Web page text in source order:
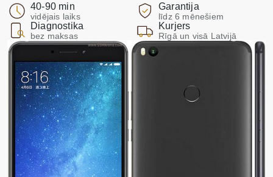
40-90 min
vidējais laiks
Garantija
līdz 6 mēnešiem
Diagnostika
bez maksas
Kurjers
Rīgā un visā Latvijā